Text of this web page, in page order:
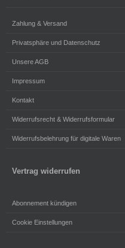
Zahlung & Versand
Privatsphäre und Datenschutz
Unsere AGB
Impressum
Kontakt
Widerrufsrecht & Widerrufsformular
Widerrufsbelehrung für digitale Waren
Vertrag widerrufen
Abonnement kündigen
Cookie Einstellungen